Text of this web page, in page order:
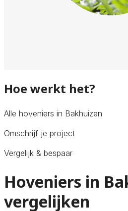
Hoe werkt het?
Alle hoveniers in Bakhuizen
Omschrijf je project
Vergelijk & bespaar
Hoveniers in
vergelijken